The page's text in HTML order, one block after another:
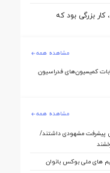
بزرگی بود که
مشاهده همه
کمیسیون‌های فدراسیون
مشاهده همه
پیشرفت مشهودی داشتند/
های ملی بوکس بانوان